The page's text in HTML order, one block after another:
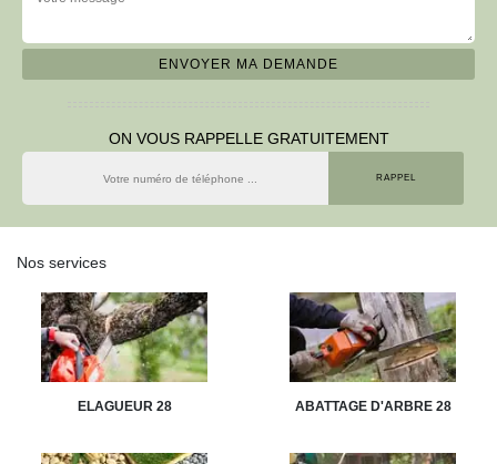
ON VOUS RAPPELLE GRATUITEMENT
Nos services
ELAGUEUR 28 ABATTAGE D'ARBRE 28